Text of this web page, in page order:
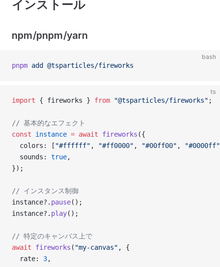
インストール
npm/pnpm/yarn
bash
pnpm add @tsparticles/fireworks
ts
import { fireworks } from "@tsparticles/fireworks" ;
// 基本的なエフェクト
const instance = await fireworks ({
  colors: [
"#ffffff" , "#ff0000" , "#00ff00" ,
"#0000ff"
  sounds:
true,
});
// インスタンス制御
instance?. pause();
instance?. play();
// 特定のキャンバス上で
await fireworks ( "my-canvas" , {
  rate:
3,